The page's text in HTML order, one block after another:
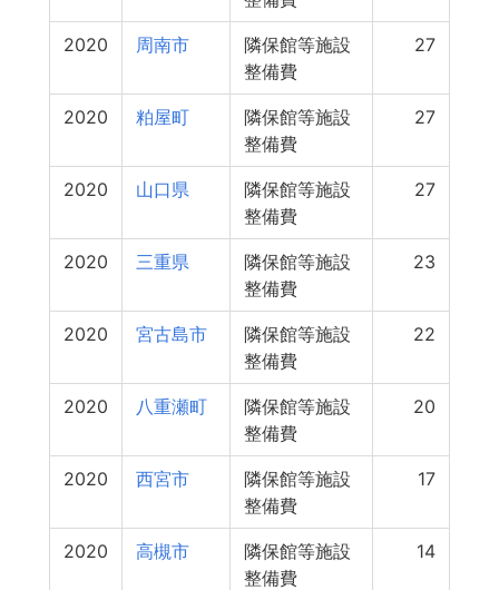
2020 周南市
隣保館等施設
整備費
27
2020 粕屋町
隣保館等施設
整備費
27
2020 山口県
隣保館等施設
整備費
27
2020 三重県
隣保館等施設
整備費
23
2020 宮古島市
隣保館等施設
整備費
22
2020 八重瀬町
隣保館等施設
整備費
20
2020 西宮市
隣保館等施設
整備費
17
2020 高槻市
隣保館等施設
整備費
14